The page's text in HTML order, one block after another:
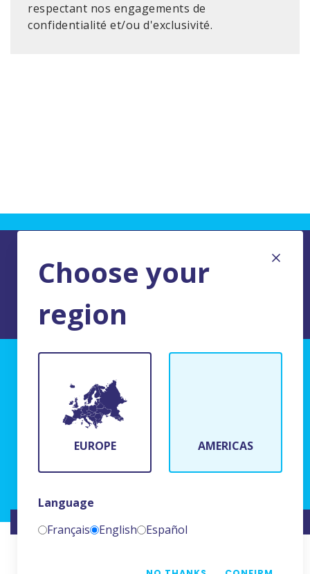
respectant nos engagements de
confidentialité et/ou d'exclusivité.
Choose your
region
EUROPE AMERICAS
Language
Français
English Español
BFR Systems
24 rue du Bois Chaland
91090 Lisses, France
SITE RÉALISÉ PAR NAMKIN